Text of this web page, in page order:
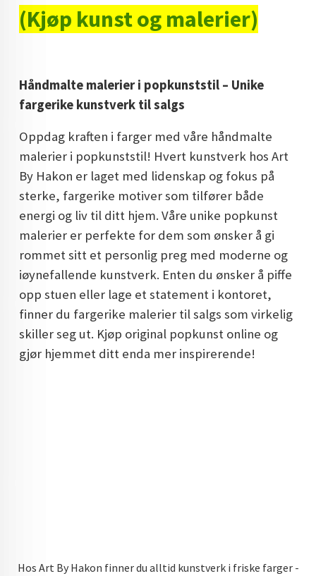
FARGERIK KUNST
KUNST
KUNSTNER BLOGG - EN KUNSTNERS DAGBOK
STORE MALERIER TIL STUE
NORSK KUNST
DOPAMIN DECOR NORGE
DOPAMIN DECOR NORGE
(Kjøp kunst og malerier)
Håndmalte malerier i popkunststil – Unike
fargerike kunstverk til salgs
Oppdag kraften i farger med våre håndmalte
malerier i popkunststil! Hvert kunstverk hos Art
By Hakon er laget med lidenskap og fokus på
sterke, fargerike motiver som tilfører både
energi og liv til ditt hjem. Våre unike popkunst
malerier er perfekte for dem som ønsker å gi
rommet sitt et personlig preg med moderne og
iøynefallende kunstverk. Enten du ønsker å piffe
opp stuen eller lage et statement i kontoret,
finner du fargerike malerier til salgs som virkelig
skiller seg ut. Kjøp original popkunst online og
gjør hjemmet ditt enda mer inspirerende!
Hos Art By Hakon finner du alltid kunstverk i friske farger -